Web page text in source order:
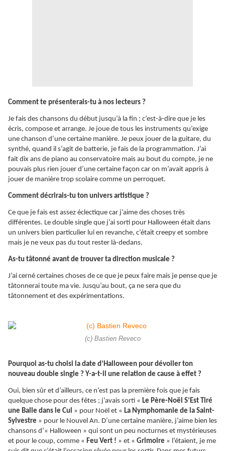
Comment te présenterais-tu à nos lecteurs ?
Je fais des chansons du début jusqu’à la fin ; c’est-à-dire que je les
écris, compose et arrange. Je joue de tous les instruments qu’exige
une chanson d’une certaine manière. Je peux jouer de la guitare, du
synthé, quand il s’agit de batterie, je fais de la programmation. J’ai
fait dix ans de piano au conservatoire mais au bout du compte, je ne
pouvais plus rien jouer d’une certaine façon car on m’avait appris à
jouer de manière trop scolaire comme un perroquet.
Comment décrirais-tu ton univers artistique ?
Ce que je fais est assez éclectique car j’aime des choses très
différentes. Le double single que j’ai sorti pour Halloween était dans
un univers bien particulier lui en revanche, c’était creepy et sombre
mais je ne veux pas du tout rester là-dedans.
As-tu tâtonné avant de trouver ta direction musicale ?
J’ai cerné certaines choses de ce que je peux faire mais je pense que je
tâtonnerai toute ma vie. Jusqu’au bout, ça ne sera que du
tâtonnement et des expérimentations.
(c) Bastien Reveco
Pourquoi as-tu choisi la date d’Halloween pour dévoiler ton
nouveau double single ? Y-a-t-il une relation de cause à effet ?
Oui, bien sûr et d’ailleurs, ce n’est pas la première fois que je fais
quelque chose pour des fêtes ; j’avais sorti « Le Père-Noël S’Est Tiré
une Balle dans le Cul » pour Noël et « La Nymphomanie de la Saint-
Sylvestre » pour le Nouvel An. D’une certaine manière, j’aime bien les
chansons d’« Halloween » qui sont un peu nocturnes et mystérieuses
et pour le coup, comme « Feu Vert ! » et « Grimoire » l’étaient, je me